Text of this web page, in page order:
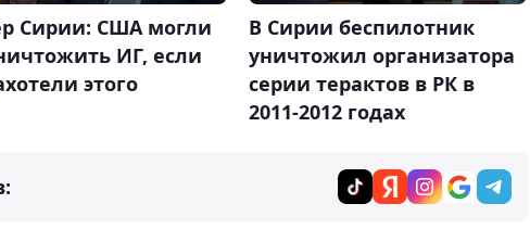
Сирии: США могли
ИГ, если
этого
В Сирии беспилотник
уничтожил организатора
серии терактов в РК в
2011-2012 годах